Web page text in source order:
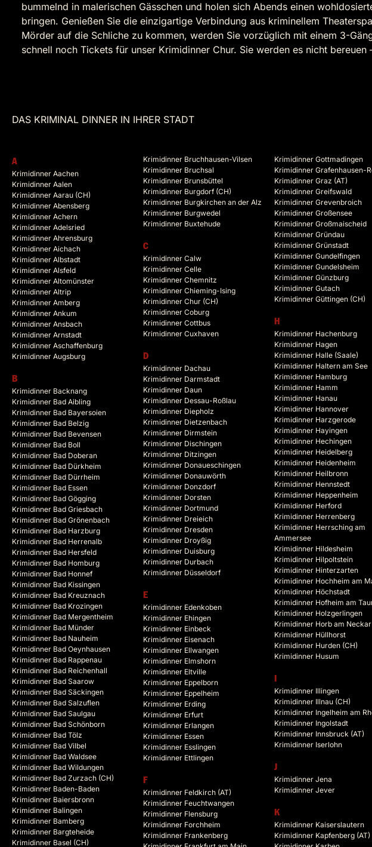
bummelnd in malerischen Gässchen und holen sich Abends einen
bringen. Genießen Sie die einzigartige Verbindung aus kriminellem
Mörder auf die Schliche zu kommen, werden Sie vorzüglich mit einem 3-
schnell noch Tickets für unser Krimidinner Chur. Sie werden es nicht bereuen
DAS KRIMINAL DINNER IN IHRER STADT
A
Krimidinner Aachen
Krimidinner Aalen
Krimidinner Aarau (CH)
Krimidinner Abensberg
Krimidinner Achern
Krimidinner Adelsried
Krimidinner Ahrensburg
Krimidinner Aichach
Krimidinner Albstadt
Krimidinner Alsfeld
Krimidinner Altomünster
Krimidinner Altrip
Krimidinner Amberg
Krimidinner Ankum
Krimidinner Ansbach
Krimidinner Arnstadt
Krimidinner Aschaffenburg
Krimidinner Augsburg
B
Krimidinner Backnang
Krimidinner Bad Aibling
Krimidinner Bad Bayersoien
Krimidinner Bad Belzig
Krimidinner Bad Bevensen
Krimidinner Bad Boll
Krimidinner Bad Doberan
Krimidinner Bad Dürkheim
Krimidinner Bad Dürrheim
Krimidinner Bad Essen
Krimidinner Bad Gögging
Krimidinner Bad Griesbach
Krimidinner Bad Grönenbach
Krimidinner Bad Harzburg
Krimidinner Bad Herrenalb
Krimidinner Bad Hersfeld
Krimidinner Bad Homburg
Krimidinner Bad Honnef
Krimidinner Bad Kissingen
Krimidinner Bad Kreuznach
Krimidinner Bad Krozingen
Krimidinner Bad Mergentheim
Krimidinner Bad Münder
Krimidinner Bad Nauheim
Krimidinner Bad Oeynhausen
Krimidinner Bad Rappenau
Krimidinner Bad Reichenhall
Krimidinner Bad Saarow
Krimidinner Bad Säckingen
Krimidinner Bad Salzuflen
Krimidinner Bad Saulgau
Krimidinner Bad Schönborn
Krimidinner Bad Tölz
Krimidinner Bad Vilbel
Krimidinner Bad Waldsee
Krimidinner Bad Wildungen
Krimidinner Bad Zurzach (CH)
Krimidinner Baden-Baden
Krimidinner Baiersbronn
Krimidinner Balingen
Krimidinner Bamberg
Krimidinner Bargteheide
Krimidinner Basel (CH)
Krimidinner Bruchhausen-Vilsen
Krimidinner Bruchsal
Krimidinner Brunsbüttel
Krimidinner Burgdorf (CH)
Krimidinner Burgkirchen an der Alz
Krimidinner Burgwedel
Krimidinner Buxtehude
C
Krimidinner Calw
Krimidinner Celle
Krimidinner Chemnitz
Krimidinner Chieming-Ising
Krimidinner Chur (CH)
Krimidinner Coburg
Krimidinner Cottbus
Krimidinner Cuxhaven
D
Krimidinner Dachau
Krimidinner Darmstadt
Krimidinner Daun
Krimidinner Dessau-Roßlau
Krimidinner Diepholz
Krimidinner Dietzenbach
Krimidinner Dirmstein
Krimidinner Dischingen
Krimidinner Ditzingen
Krimidinner Donaueschingen
Krimidinner Donauwörth
Krimidinner Donzdorf
Krimidinner Dorsten
Krimidinner Dortmund
Krimidinner Dreieich
Krimidinner Dresden
Krimidinner Droyßig
Krimidinner Duisburg
Krimidinner Durbach
Krimidinner Düsseldorf
E
Krimidinner Edenkoben
Krimidinner Ehingen
Krimidinner Einbeck
Krimidinner Eisenach
Krimidinner Ellwangen
Krimidinner Elmshorn
Krimidinner Eltville
Krimidinner Eppelborn
Krimidinner Eppelheim
Krimidinner Erding
Krimidinner Erfurt
Krimidinner Erlangen
Krimidinner Essen
Krimidinner Esslingen
Krimidinner Ettlingen
F
Krimidinner Feldkirch (AT)
Krimidinner Feuchtwangen
Krimidinner Flensburg
Krimidinner Forchheim
Krimidinner Frankenberg
Krimidinner Gottmadingen
Krimidinner Grafenhausen-
Krimidinner Graz (AT)
Krimidinner Greifswald
Krimidinner Grevenbroich
Krimidinner Großensee
Krimidinner Großmaischeid
Krimidinner Gründau
Krimidinner Grünstadt
Krimidinner Gundelfingen
Krimidinner Gundelsheim
Krimidinner Günzburg
Krimidinner Gutach
Krimidinner Güttingen (CH)
H
Krimidinner Hachenburg
Krimidinner Hagen
Krimidinner Halle (Saale)
Krimidinner Haltern am See
Krimidinner Hamburg
Krimidinner Hamm
Krimidinner Hanau
Krimidinner Hannover
Krimidinner Harzgerode
Krimidinner Hayingen
Krimidinner Hechingen
Krimidinner Heidelberg
Krimidinner Heidenheim
Krimidinner Heilbronn
Krimidinner Hennstedt
Krimidinner Heppenheim
Krimidinner Herford
Krimidinner Herrenberg
Krimidinner Herrsching am
Ammersee
Krimidinner Hildesheim
Krimidinner Hilpoltstein
Krimidinner Hinterzarten
Krimidinner Hochheim am
Krimidinner Höchstadt
Krimidinner Hofheim am
Krimidinner Holzgerlingen
Krimidinner Horb am Neckar
Krimidinner Hüllhorst
Krimidinner Hurden (CH)
Krimidinner Husum
Krimidinner Illingen
Krimidinner Illnau (CH)
Krimidinner Ingelheim am
Krimidinner Ingolstadt
Krimidinner Innsbruck (AT)
Krimidinner Iserlohn
J
Krimidinner Jena
Krimidinner Jever
K
Krimidinner Kaiserslautern
Krimidinner Kapfenberg (AT)